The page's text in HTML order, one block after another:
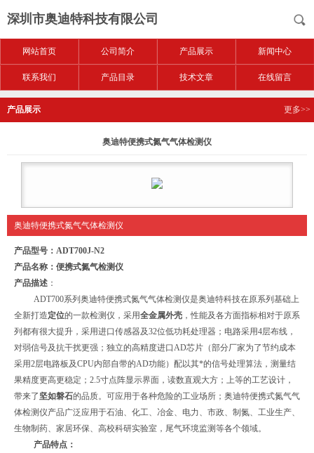
深圳市奥迪特科技有限公司
网站首页 公司简介 产品展示 新闻中心
联系我们 产品目录 技术文章 在线留言
产品展示 更多>>
奥迪特便携式氮气气体检测仪
奥迪特便携式氮气气体检测仪
产品型号 ： ADT700J-N2
产品名称 ：便携式氮气检测仪
产品描述 ：
ADT700系列奥迪特便携式氮气气体检测仪是奥迪特科技在原系列基础上
全新打造定位的一款检测仪，采用全金属外壳 ，性能及各方面指标相对于原系
列都有很大提升，采用进口传感器及32位低功耗处理器；电路采用4层布线，
对弱信号及抗干扰更强；独立的高精度进口 AD芯片（部分厂家为了节约成本
采用2层电路板及CPU内部自带的AD功能）配以其*的信号处理算法，测量结
果精度更高更稳定； 2.5寸点阵显示界面，读数直观大方；上等的工艺设计，
带来了 坚如磐石的品质。可应用于各种危险的工业场所；奥迪特便携式氮气气
体检测仪产品广泛应用于石油、化工、冶金、电力、市政、制氮、工业生产、
生物制药、家居环保、高校科研实验室，尾气环境监测等各个领域。
产品特点：